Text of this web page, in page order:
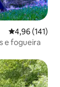
4,96 de uma
4,96 (141)
e fogueira